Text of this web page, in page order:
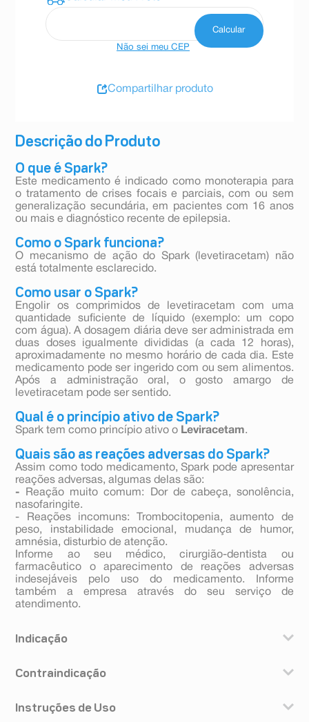
Descrição do Produto
O que é Spark?
Este medicamento é indicado como monoterapia para
o tratamento de crises focais e parciais, com ou sem
generalização secundária, em pacientes com 16 anos
ou mais e diagnóstico recente de epilepsia.
Como o Spark funciona?
O mecanismo de ação do Spark (levetiracetam) não
está totalmente esclarecido.
Como usar o Spark?
Engolir os comprimidos de levetiracetam com uma
quantidade suficiente de líquido (exemplo: um copo
com água). A dosagem diária deve ser administrada em
duas doses igualmente divididas (a cada 12 horas),
aproximadamente no mesmo horário de cada dia. Este
medicamento pode ser ingerido com ou sem alimentos.
Após a administração oral, o gosto amargo de
levetiracetam pode ser sentido.
Qual é o princípio ativo de Spark?
Spark tem como princípio ativo o Leviracetam.
Quais são as reações adversas do Spark?
Assim como todo medicamento, Spark pode apresentar
reações adversas, algumas delas são:
-
Reação muito comum: Dor de cabeça, sonolência,
nasofaringite.
- Reações incomuns: Trombocitopenia, aumento de
peso, instabilidade emocional, mudança de humor,
amnésia, disturbio de atenção.
Informe ao seu médico, cirurgião-dentista ou
farmacêutico o aparecimento de reações adversas
indesejáveis pelo uso do medicamento. Informe
também a empresa através do seu serviço de
atendimento.
Indicação
combinado com outros medicamentos antiepilépticos)
anos ou mais e diagnóstico recente de epilepsia. Spark
Contraindicação
alergia ao Spark (levetiracetam) ou a outros derivados
Instruções de Uso
Não sei meu CEP
Compartilhar produto